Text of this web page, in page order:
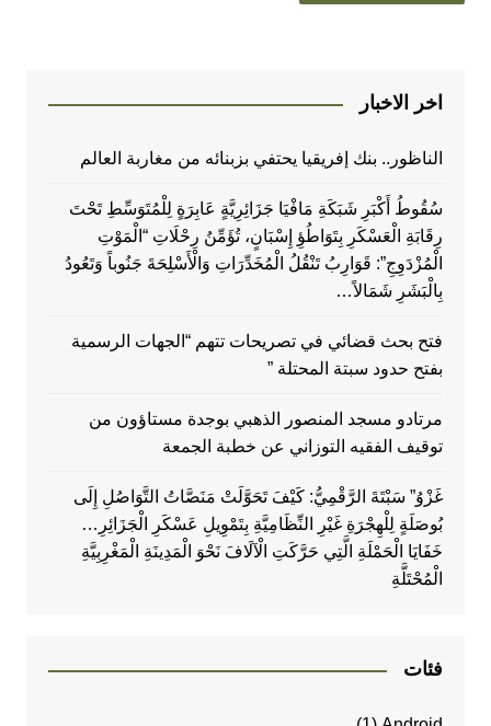
اخر الاخبار
الناظور.. بنك إفريقيا يحتفي بزبنائه من مغاربة العالم
سُقُوطُ أَكْبَرِ شَبَكَةِ مَافْيَا جَزَائِرِيَّةٍ عَابِرَةٍ لِلْمُتَوَسِّطِ تَحْتَ
رِقَابَةِ الْعَسْكَرِ بِتَوَاطُؤِ إِسْبَانٍ، تُؤَمِّنُ رِحْلَاتِ “الْمَوْتِ
الْمُزْدَوِجِ”: قَوَارِبُ تَنْقُلُ الْمُخَدِّرَاتِ وَالْأَسْلِحَةَ جَنُوباً وَتَعُودُ
بِالْبَشَرِ شَمَالاً…
فتح بحث قضائي في تصريحات تتهم “الجهات الرسمية
بفتح حدود سبتة المحتلة ”
مرتادو مسجد المنصور الذهبي بوجدة مستاؤون من
توقيف الفقيه التوزاني عن خطبة الجمعة
غَزْوُ” سَبْتَةَ الرَّقْمِيُّ: كَيْفَ تَحَوَّلَتْ مَنَصَّاتُ التَّوَاصُلِ إِلَى
بُوصَلَةٍ لِلْهِجْرَةِ غَيْرِ النِّظَامِيَّةِ بِتَمْوِيلِ عَسْكَرِ الْجَزَائِرِ…
خَفَايَا الْحَمْلَةِ الَّتِي حَرَّكَتِ الْآلَافَ نَحْوَ الْمَدِينَةِ الْمَغْرِبِيَّةِ
الْمُحْتَلَّةِ
فئات